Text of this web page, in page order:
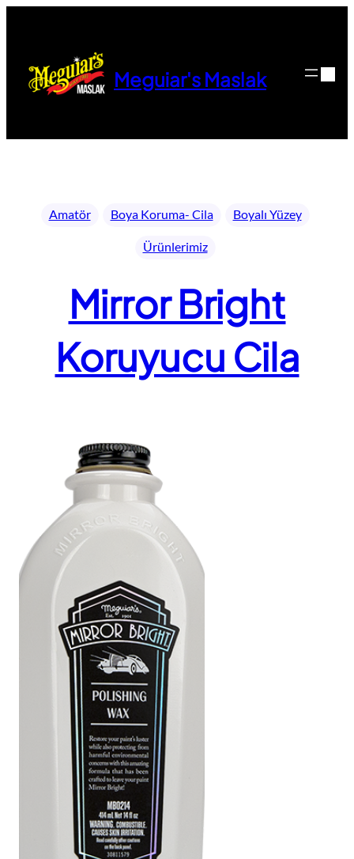
Meguiar's Maslak
Amatör Boya Koruma- Cila Boyalı Yüzey
Ürünlerimiz
Mirror Bright
Koruyucu Cila